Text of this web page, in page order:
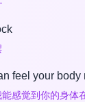
feel your body
感觉到你的身体